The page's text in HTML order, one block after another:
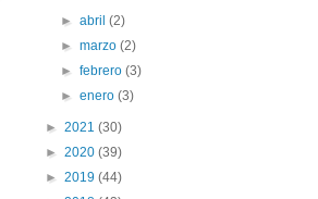
►abril(2)
►marzo(2)
►febrero(3)
►enero(3)
► 2021 (30)
► 2020 (39)
► 2019 (44)